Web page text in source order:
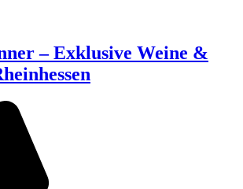
– Exklusive Weine &